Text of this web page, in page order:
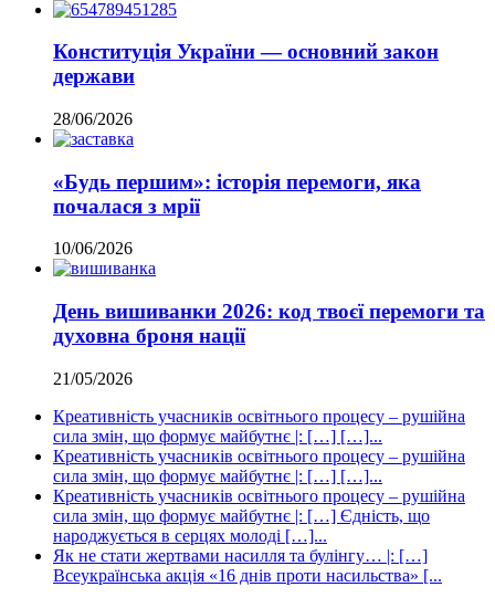
Конституція України — основний закон
держави
28/06/2026
«Будь першим»: історія перемоги, яка
почалася з мрії
10/06/2026
День вишиванки 2026: код твоєї перемоги та
духовна броня нації
21/05/2026
Креативність учасників освітнього процесу – рушійна
сила змін, що формує майбутнє |: […] […]...
Креативність учасників освітнього процесу – рушійна
сила змін, що формує майбутнє |: […] […]...
Креативність учасників освітнього процесу – рушійна
сила змін, що формує майбутнє |: […] Єдність, що
народжується в серцях молоді […]...
Як не стати жертвами насилля та булінгу… |: […]
Всеукраїнська акція «16 днів проти насильства» [...